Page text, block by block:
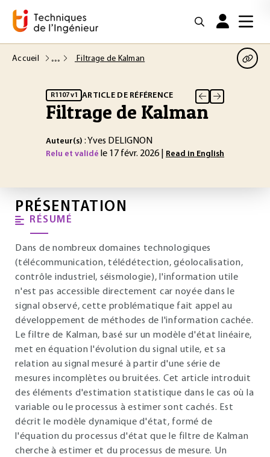
Accueil Filtrage de Kalman
R1107 v1 ARTICLE DE RÉFÉRENCE
Filtrage de Kalman
Auteur(s) : Yves DELIGNON
Relu et validé le 17 févr. 2026 | Read in English
PRÉSENTATION
RÉSUMÉ
Dans de nombreux domaines technologiques
(télécommunication, télédétection, géolocalisation,
contrôle industriel, séismologie), l'information utile
n'est pas accessible directement car noyée dans le
signal observé, cette problématique fait appel au
développement de méthodes de l'information cachée.
Le filtre de Kalman, basé sur un modèle d'état linéaire,
met en équation l'évolution du signal utile, et sa
relation au signal mesuré à partir d'une série de
mesures incomplètes ou bruitées. Cet article introduit
des éléments d'estimation statistique dans le cas où la
variable ou le processus à estimer sont cachés. Est
décrit le modèle dynamique d'état, formé de
l'équation du processus d'état que le filtre de Kalman
cherche à estimer et du processus de mesure. Un